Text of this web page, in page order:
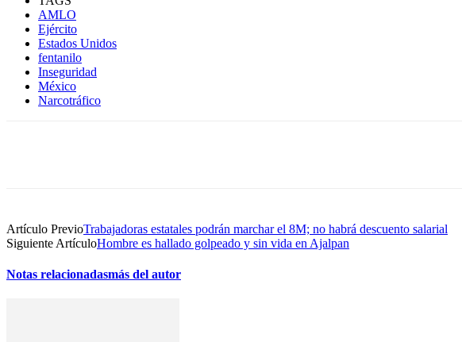
AMLO
Ejército
Estados Unidos
fentanilo
Inseguridad
México
Narcotráfico
Artículo PrevioTrabajadoras estatales podrán marchar el 8M; no habrá descuento salarial
Siguiente ArtículoHombre es hallado golpeado y sin vida en Ajalpan
Notas relacionadasmás del autor